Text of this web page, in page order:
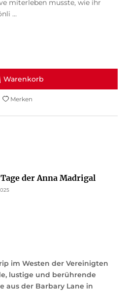
miterleben musste, wie ihr
...
Merken
der Anna Madrigal
im Westen der Vereinigten
lustige und berührende
aus der Barbary Lane in